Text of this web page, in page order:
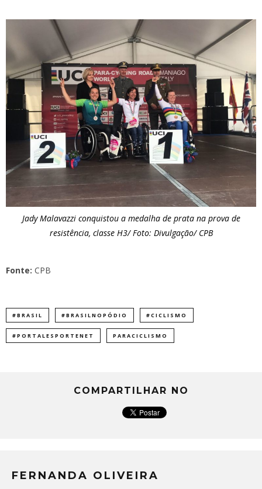
Jady Malavazzi conquistou a medalha de prata na prova de
resistência, classe H3/ Foto: Divulgação/ CPB
Fonte: CPB
#BRASIL #BRASILNOPÓDIO #CICLISMO
#PORTALESPORTENET PARACICLISMO
COMPARTILHAR NO
FERNANDA OLIVEIRA